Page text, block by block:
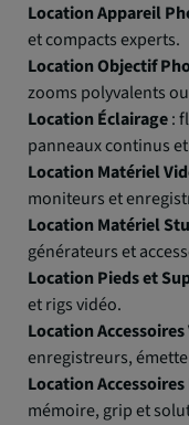
Location Appareil
et compacts experts.
Location Objectif
zooms polyvalents
Location Éclairage:
panneaux continus
Location Matériel
moniteurs et
Location Matériel
générateurs et
Location Pieds et
et rigs vidéo.
Location
enregistreurs,
Location Accessoires
mémoire, grip et